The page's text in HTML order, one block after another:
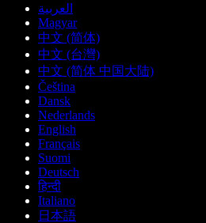
العربية
Magyar
中文 (简体)
中文 (台灣)
中文 (简体 中国大陆)
Čeština
Dansk
Nederlands
English
Français
Suomi
Deutsch
हिन्दी
Italiano
日本語